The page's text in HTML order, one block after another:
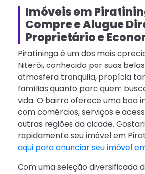
Imóveis em Piratininga:
Compre e Alugue
Proprietário e
Piratininga é um dos mais
Niterói, conhecido por suas
atmosfera tranquila, propícia
famílias quanto para quem
vida. O bairro oferece uma boa
com comércios, serviços e
outras regiões da cidade.
rapidamente seu imóvel em
aqui para anunciar seu imóvel
Com uma seleção diversificada